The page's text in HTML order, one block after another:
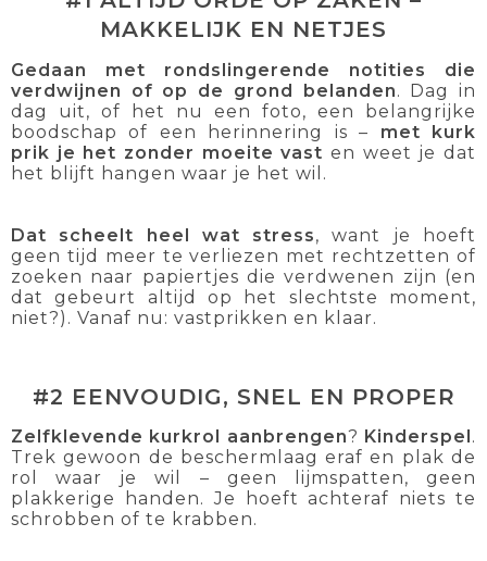
MAKKELIJK EN NETJES
Gedaan met rondslingerende notities die
verdwijnen of op de grond belanden. Dag in
dag uit, of het nu een foto, een belangrijke
boodschap of een herinnering is – met kurk
prik je het zonder moeite vast en weet je dat
het blijft hangen waar je het wil.
Dat scheelt heel wat stress, want je hoeft
geen tijd meer te verliezen met rechtzetten of
zoeken naar papiertjes die verdwenen zijn (en
dat gebeurt altijd op het slechtste moment,
niet?). Vanaf nu: vastprikken en klaar.
#2 EENVOUDIG, SNEL EN PROPER
Zelfklevende kurkrol aanbrengen? Kinderspel.
Trek gewoon de beschermlaag eraf en plak de
rol waar je wil – geen lijmspatten, geen
plakkerige handen. Je hoeft achteraf niets te
schrobben of te krabben.